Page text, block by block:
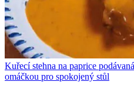
Kuřecí stehna na paprice
omáčkou pro spokojený stůl